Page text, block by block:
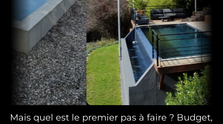
Mais quel est le premier pas à faire ? Budget,